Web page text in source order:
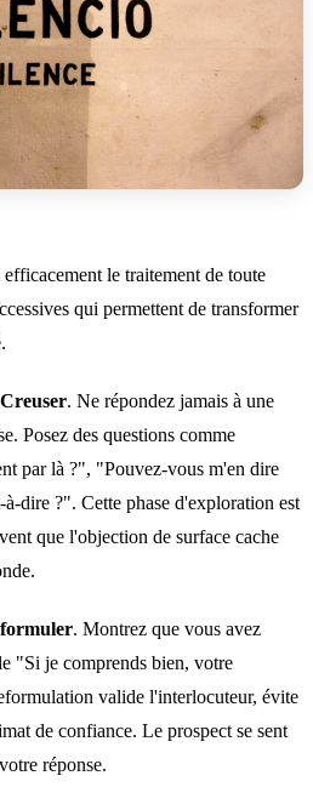
le traitement de toute
qui permettent de transformer
Creuser. Ne répondez jamais à une
Posez des questions comme
par là ?", "Pouvez-vous m'en dire
dire ?". Cette phase d'exploration est
que l'objection de surface cache
. Montrez que vous avez
"Si je comprends bien, votre
valide l'interlocuteur, évite
de confiance. Le prospect se sent
réponse.